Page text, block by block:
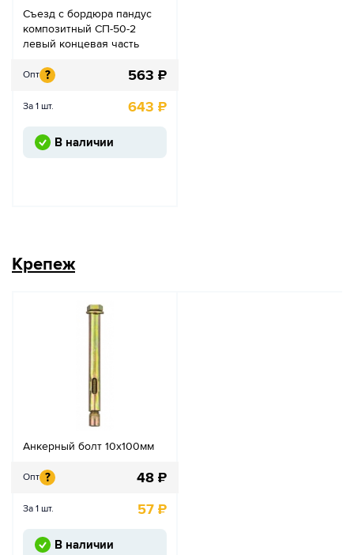
Съезд с бордюра пандус
композитный СП-50-2
левый концевая часть
Опт ? 563 ₽
За 1 шт. 643 ₽
В наличии
Крепеж
Анкерный болт 10х100мм
Опт ? 48 ₽
За 1 шт. 57 ₽
В наличии